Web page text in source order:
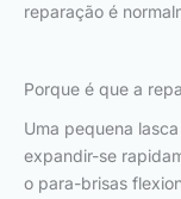
reparação é
Porque é que a
Uma pequena
expandir-se
o para-brisas